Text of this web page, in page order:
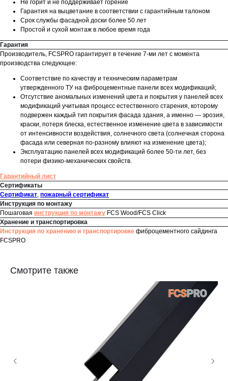
Не горит и не поддерживает горение
Гарантия на выцветание в соответствии с гарантийным талоном
Срок службы фасадной доски более 50 лет
Простой и сухой монтаж в любое время года
Гарантия
Производитель, FCSPRO гарантирует в течение 7-ми лет с момента
производства следующее:
Соответствие по качеству и техническим параметрам
утвержденного ТУ на фиброцементные панели всех модификаций;
Отсутствие аномальных изменений цвета и покрытия у панелей всех
модификаций учитывая процесс естественного старения, которому
подвержен каждый тип покрытия фасада здания, а именно — эрозия,
краски, потеря блеска, естественное изменение цвета в зависимости
от интенсивности воздействия, солнечного света (солнечная сторона
фасада или северная по-разному влияют на изменение цвета);
Эксплуатацию панелей всех модификаций более 50-ти лет, без
потери физико-механических свойств.
Гарантийный лист
Сертификаты
Сертификат, пожарный сертификат
Инструкция по монтажу
Пошаговая инструкция по монтажу FCS Wood/FCS Click
Хранение и транспортировка
Инструкция по хранению и транспортировке фиброцементного сайдинга
FCSPRO
Смотрите также